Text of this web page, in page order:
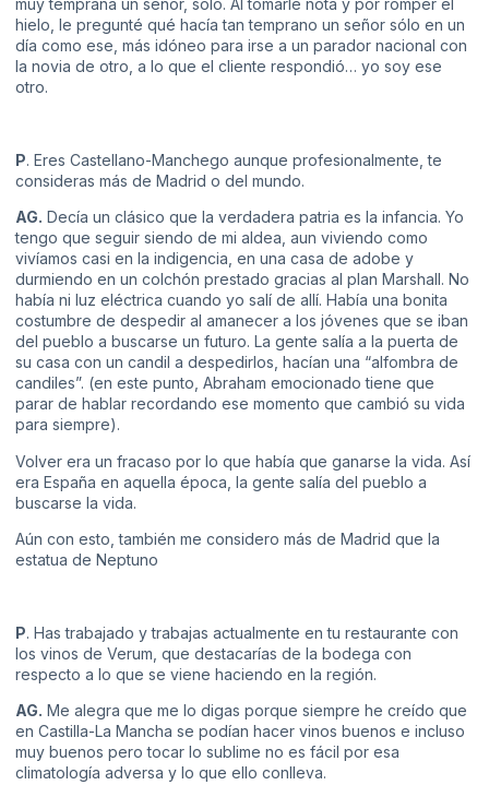
muy temprana un señor, solo. Al tomarle nota y por romper el
hielo, le pregunté qué hacía tan temprano un señor sólo en un
día como ese, más idóneo para irse a un parador nacional con
la novia de otro, a lo que el cliente respondió… yo soy ese
otro.
P. Eres Castellano-Manchego aunque profesionalmente, te
consideras más de Madrid o del mundo.
AG. Decía un clásico que la verdadera patria es la infancia. Yo
tengo que seguir siendo de mi aldea, aun viviendo como
vivíamos casi en la indigencia, en una casa de adobe y
durmiendo en un colchón prestado gracias al plan Marshall. No
había ni luz eléctrica cuando yo salí de allí. Había una bonita
costumbre de despedir al amanecer a los jóvenes que se iban
del pueblo a buscarse un futuro. La gente salía a la puerta de
su casa con un candil a despedirlos, hacían una “alfombra de
candiles”. (en este punto, Abraham emocionado tiene que
parar de hablar recordando ese momento que cambió su vida
para siempre).
Volver era un fracaso por lo que había que ganarse la vida. Así
era España en aquella época, la gente salía del pueblo a
buscarse la vida.
Aún con esto, también me considero más de Madrid que la
estatua de Neptuno
P. Has trabajado y trabajas actualmente en tu restaurante con
los vinos de Verum, que destacarías de la bodega con
respecto a lo que se viene haciendo en la región.
AG. Me alegra que me lo digas porque siempre he creído que
en Castilla-La Mancha se podían hacer vinos buenos e incluso
muy buenos pero tocar lo sublime no es fácil por esa
climatología adversa y lo que ello conlleva.